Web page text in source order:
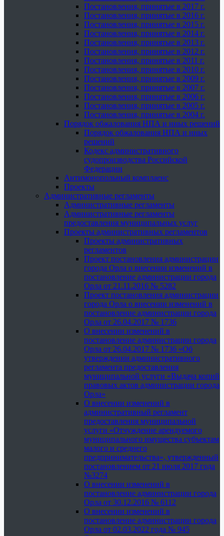
Постановления, принятые в 2017 г.
Постановления, принятые в 2016 г.
Постановления, принятые в 2015 г.
Постановления, принятые в 2014 г.
Постановления, принятые в 2013 г.
Постановления, принятые в 2012 г.
Постановления, принятые в 2011 г.
Постановления, принятые в 2010 г.
Постановления, принятые в 2009 г.
Постановления, принятые в 2007 г.
Постановления, принятые в 2006 г.
Постановления, принятые в 2005 г.
Постановления, принятые в 2004 г.
Порядок обжалования НПА и иных решений
Порядок обжалования НПА и иных
решений
Кодекс административного
судопроизводства Российской
Федерации
Антимонопольный комплаенс
Проекты
Административные регламенты
Административные регламенты
Административные регламенты
предоставления муниципальных услуг
Проекты административных регламентов
Проекты административных
регламентов
Проект постановления администрации
города Орла о внесении изменений в
постановление администрации города
Орла от 21.11.2016 № 5282
Проект постановления администрации
города Орла о внесении изменений в
постановление администрации города
Орла от 26.04.2017 № 1736
О внесении изменений в
постановление администрации города
Орла от 26.04.2017 № 1736 «Об
утверждении административного
регламента предоставления
муниципальной услуги «Выдача копий
правовых актов администрации города
Орла»
О внесении изменений в
административный регламент
предоставления муниципальной
услуги «Отчуждение арендуемого
муниципального имущества субъектам
малого и среднего
предпринимательства», утвержденный
постановлением от 21 июля 2017 года
№3274
О внесении изменений в
постановление администрации города
Орла от 30.12.2016 № 6112
О внесении изменений в
постановление администрации города
Орла от 02.03.2022 года № 945